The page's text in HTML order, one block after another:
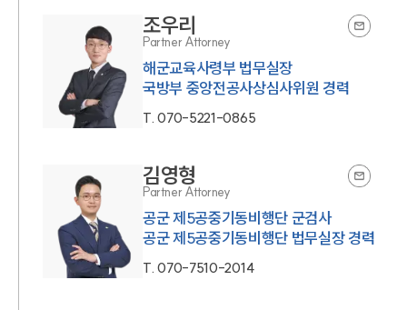
조우리
Partner Attorney
해군교육사령부 법무실장
국방부 중앙전공사상심사위원 경력
T.070-5221-0865
김영형
Partner Attorney
공군 제5공중기동비행단 군검사
공군 제5공중기동비행단 법무실장 경력
T.070-7510-2014